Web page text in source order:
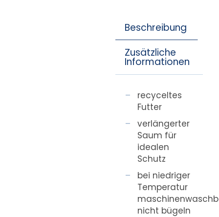
Beschreibung
Zusätzliche
Informationen
recyceltes
Futter
verlängerter
Saum für
idealen
Schutz
bei niedriger
Temperatur
nicht bügeln